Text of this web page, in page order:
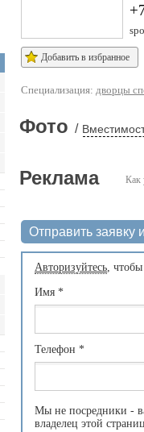
Добавить в избранное
Специализация: дворцы
Фото /
Как
Реклама
Отправить заявку
Авторизуйтесь,
Имя *
Телефон *
Мы не посредники -
владелец этой